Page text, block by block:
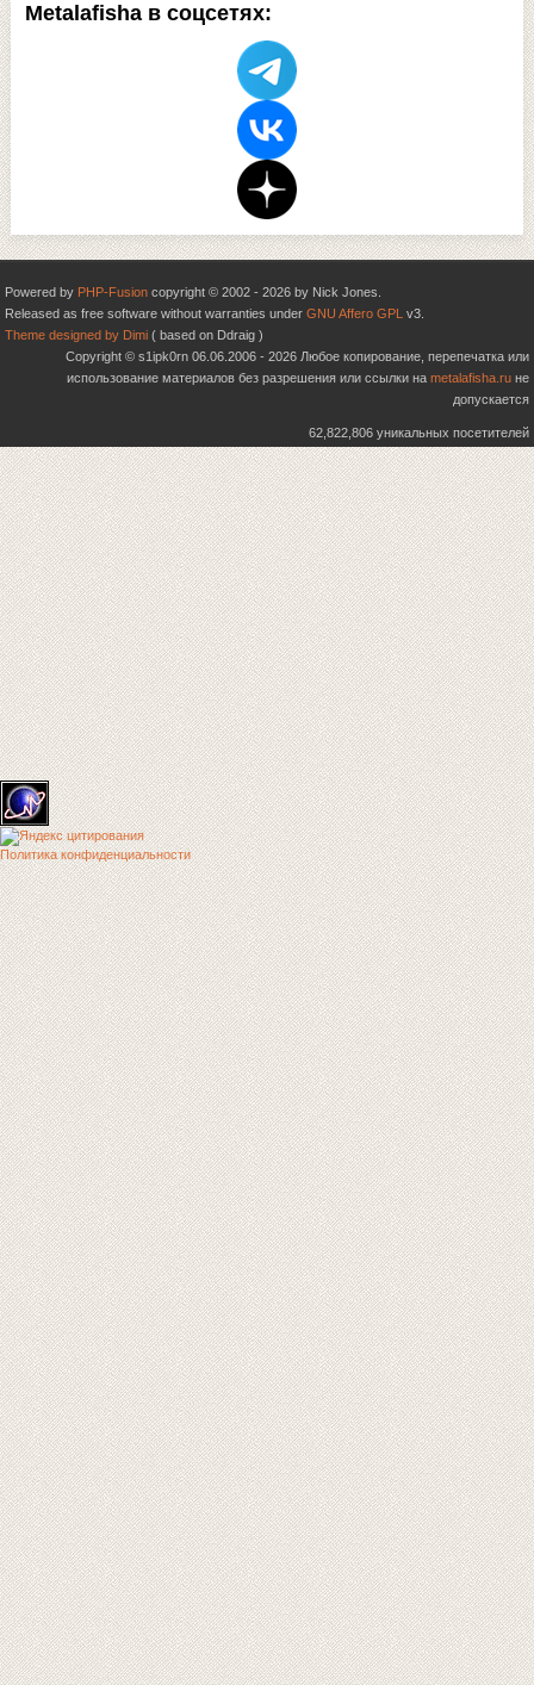
Metalafisha в соцсетях:
Powered by PHP-Fusion copyright © 2002 - 2026 by Nick Jones.
Released as free software without warranties under GNU Affero GPL v3.
Theme designed by Dimi ( based on Ddraig )
Copyright © s1ipk0rn 06.06.2006 - 2026 Любое копирование, перепечатка или
использование материалов без разрешения или ссылки на metalafisha.ru не
допускается
62,822,806 уникальных посетителей
Политика конфиденциальности